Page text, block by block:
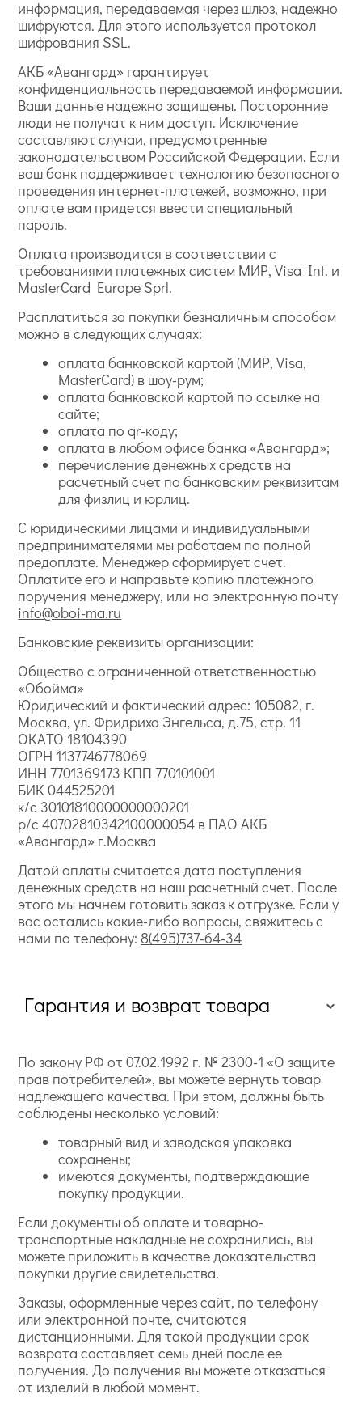
информация, передаваемая через шлюз, надежно
шифруются. Для этого используется протокол
шифрования SSL.
АКБ «Авангард» гарантирует
конфиденциальность передаваемой информации.
Ваши данные надежно защищены. Посторонние
люди не получат к ним доступ. Исключение
составляют случаи, предусмотренные
законодательством Российской Федерации. Если
ваш банк поддерживает технологию безопасного
проведения интернет-платежей, возможно, при
оплате вам придется ввести специальный
пароль.
Оплата производится в соответствии с
требованиями платежных систем МИР, Visa Int. и
MasterCard Europe Sprl.
Расплатиться за покупки безналичным способом
можно в следующих случаях:
оплата банковской картой (МИР, Visa,
MasterCard) в шоу-рум;
оплата банковской картой по ссылке на
сайте;
оплата по qr-коду;
оплата в любом офисе банка «Авангард»;
перечисление денежных средств на
расчетный счет по банковским реквизитам
для физлиц и юрлиц.
С юридическими лицами и индивидуальными
предпринимателями мы работаем по полной
предоплате. Менеджер сформирует счет.
Оплатите его и направьте копию платежного
поручения менеджеру, или на электронную почту
info@oboi-ma.ru
Банковские реквизиты организации:
Общество с ограниченной ответственностью
«Обойма»
Юридический и фактический адрес: 105082, г.
Москва, ул. Фридриха Энгельса, д.75, стр. 11
ОКАТО 18104390
ОГРН 1137746778069
ИНН 7701369173 КПП 770101001
БИК 044525201
к/с 30101810000000000201
р/с 40702810342100000054 в ПАО АКБ
«Авангард» г.Москва
Датой оплаты считается дата поступления
денежных средств на наш расчетный счет. После
этого мы начнем готовить заказ к отгрузке. Если у
вас остались какие-либо вопросы, свяжитесь с
нами по телефону: 8(495)737-64-34
Гарантия и возврат товара
По закону РФ от 07.02.1992 г. № 2300-1 «О защите
прав потребителей», вы можете вернуть товар
надлежащего качества. При этом, должны быть
соблюдены несколько условий:
товарный вид и заводская упаковка
сохранены;
имеются документы, подтверждающие
покупку продукции.
Если документы об оплате и товарно-
транспортные накладные не сохранились, вы
можете приложить в качестве доказательства
покупки другие свидетельства.
Заказы, оформленные через сайт, по телефону
или электронной почте, считаются
дистанционными. Для такой продукции срок
возврата составляет семь дней после ее
получения. До получения вы можете отказаться
от изделий в любой момент.